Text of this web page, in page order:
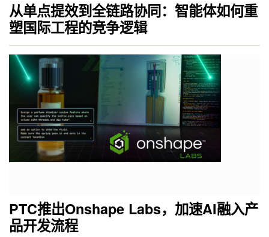
从单点提效到全链路协同：智能体如何重
塑国际工程的竞争逻辑
PTC推出Onshape Labs，加速AI融入产
品开发流程